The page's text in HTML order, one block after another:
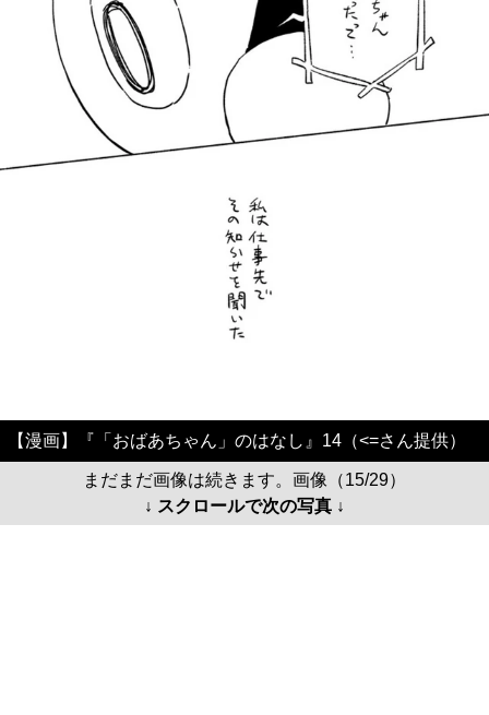
【漫画】『「おばあちゃん」のはなし』14（<=さん提供）
まだまだ画像は続きます。画像（15/29）
↓ スクロールで次の写真 ↓